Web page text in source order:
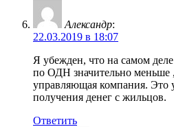
Александр:
22.03.2019 в 18:07
Я убежден, что на самом
по ОДН значительно меньше
управляющая компания. Это
получения денег с жильцов.
Ответить